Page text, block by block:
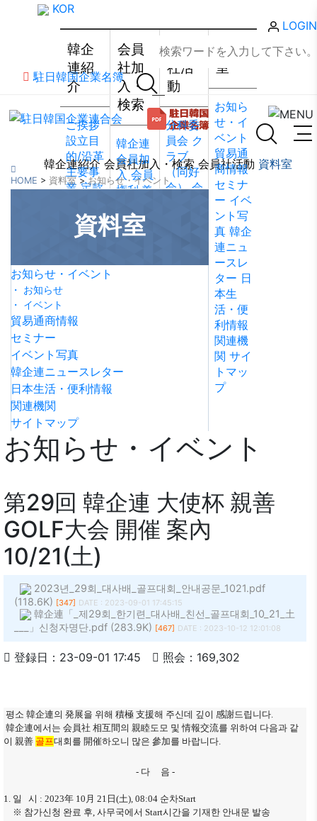
韓企
連紹
介
ご挨拶
設立目
的/沿革
主要事
業 定款
アクセ
ス 韓国
会 東京
支部 ウ
クセシ
ビリテ
会員
社加
入・
検索
韓企連
会員加
入 会員
権利·義
会員社
検索/リ
員社総
会員
社活
動
分科委
員会 ク
ラブ
（同好
会） 会
らせ 会
資料
室
お知ら
せ・イ
ベント
貿易通
商情報
セミナ
ー イベ
ント写
真 韓企
連ニュ
ースレ
ター 日
本生
活・便
利情報
関連機
関 サイ
トマッ
プ
駐日韓国企業名簿
KOR
LOGIN
韓企連紹介 会員社加入・検索 会員社活動 資料室
HOME > 資料室 >お知らせ・イベント
資料室
お知らせ・イベント
・ お知らせ
・ イベント
貿易通商情報
セミナー
イベント写真
韓企連ニュースレター
日本生活・便利情報
関連機関
サイトマップ
お知らせ・イベント
第29回 韓企連 大使杯 親善
GOLF大会 開催 案內
10/21(土)
2023년_29회_대사배_골프대회_안내공문_1021.pdf
(118.6K) [347] DATE : 2023-09-01 17:45:15
韓企連「_제29회_한기련_대사배_친선_골프대회_10_21_土
___」신청자명단.pdf (283.9K) [467] DATE : 2023-10-12 12:01:08
登録日：23-09-01 17:45 照会：169,302
평소 韓企連의 発展을 위해 積極 支援해 주신데 깊이 感謝드립니다.
韓企連에서는 会員社 相互間의 親睦도모 및 情報交流를 위하여 다음과 같
이 親善 골프대회를 開催하오니 많은 參加를 바랍니다.
- 다 음 -
1. 일 시 : 2023年 10月 21日(土), 08:04 순차Start
※ 참가신청 완료 후, 사무국에서 Start시간을 기재한 안내문 발송